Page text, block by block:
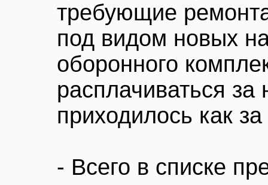
требующие
под видом новых
оборонного
расплачиваться
приходилось как
- Всего в списке